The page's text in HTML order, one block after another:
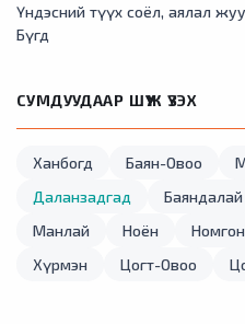
Үндэсний түүх соёл, аялал
Бүгд
СУМДУУДААР ШҮҮЖ ҮЗЭХ
Ханбогд Баян-Овоо
Даланзадгад
Баяндалай
Манлай
Ноён Номгон
Хүрмэн
Цогт-Овоо